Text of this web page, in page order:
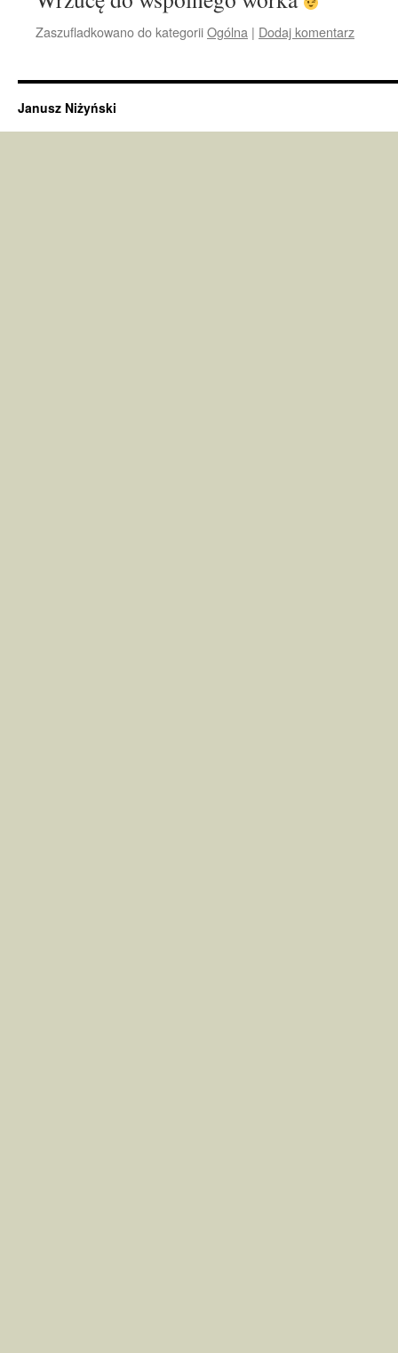
Zaszufladkowano do kategoriiOgólna | Dodaj komentarz
Janusz Niżyński